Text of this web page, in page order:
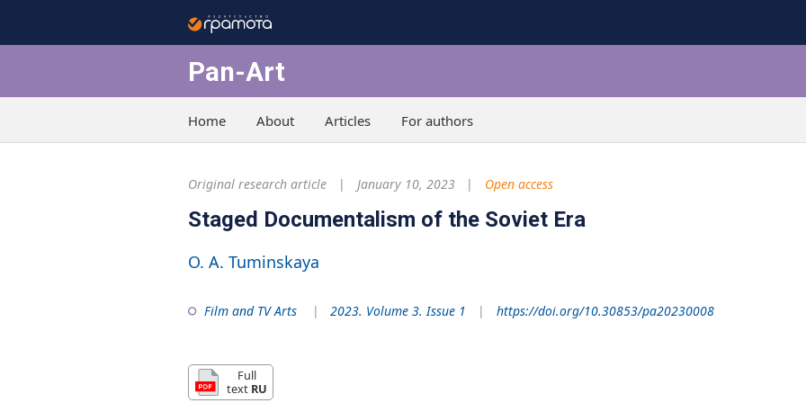
Pan-Art
Home About Articles For authors
Original research article January 10, 2023 Open access
Staged Documentalism of the Soviet Era
O. A. Tuminskaya
Film and TV Arts 2023. Volume 3. Issue 1 https://doi.org/10.30853/pa20230008
Full
text RU